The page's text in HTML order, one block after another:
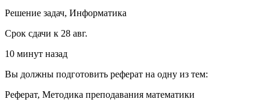
Решение задач, Информатика
Срок сдачи к 28 авг.
10 минут назад
Вы должны подготовить реферат на одну из тем:
Реферат, Методика преподавания математики